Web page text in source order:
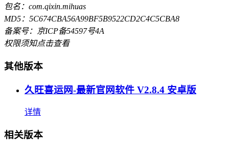
包名：com.qixin.mihuas
MD5：5C674CBA56A99BF5B9522CD2C4C5CBA8
备案号：京ICP备54597号4A
权限须知点击查看
其他版本
久旺喜运网-最新官网软件 V2.8.4 安卓版
详情
相关版本